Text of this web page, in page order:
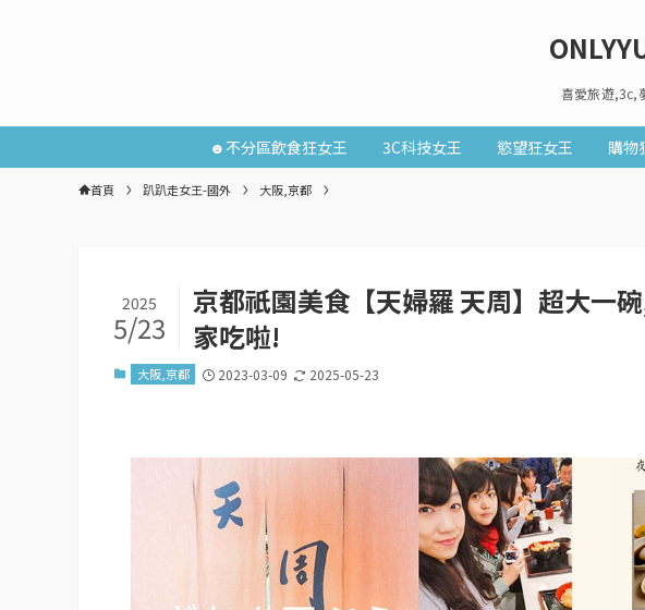
喜愛旅遊,3c,
☻不分區飲食狂女王 3C科技女王 慾望狂女王 購物
首頁 趴趴走女王-國外 大阪,京都
京都祇園美食【天婦羅 天周】超大一
家吃啦!
2025
5/23
大阪,京都 2023-03-09 2025-05-23